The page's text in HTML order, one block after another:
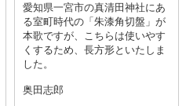
愛知県一宮市の真清田神社にあ
る室町時代の「朱漆角切盤」が
本歌ですが、こちらは使いやす
くするため、長方形といたしま
した。
奥田志郎